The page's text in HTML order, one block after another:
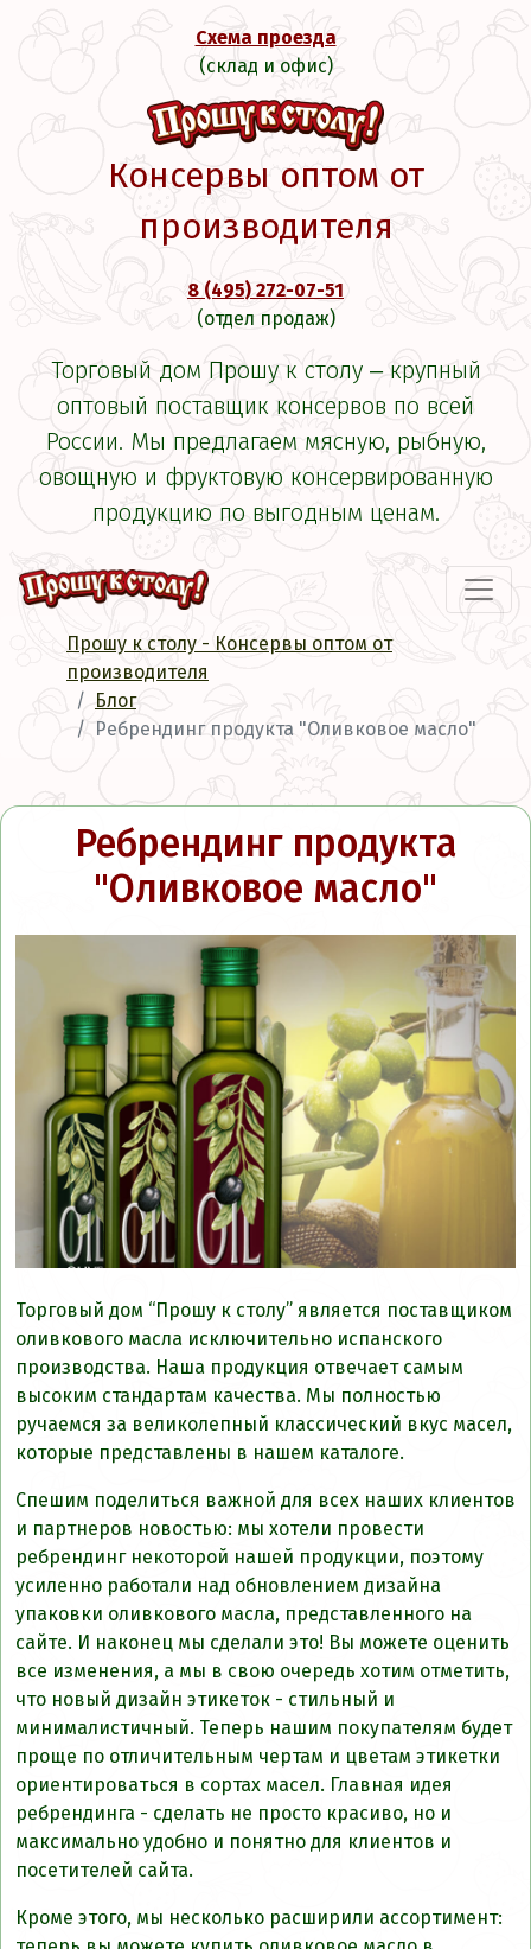
Схема проезда
(склад и офис)
Консервы оптом от
производителя
8 (495) 272-07-51
(отдел продаж)
Торговый дом Прошу к столу ‒ крупный
оптовый поставщик консервов по всей
России. Мы предлагаем мясную, рыбную,
овощную и фруктовую консервированную
продукцию по выгодным ценам.
Прошу к столу - Консервы оптом от
производителя
Блог
Ребрендинг продукта "Оливковое масло"
Ребрендинг продукта
"Оливковое масло"
Торговый дом “Прошу к столу” является поставщиком
оливкового масла исключительно испанского
производства. Наша продукция отвечает самым
высоким стандартам качества. Мы полностью
ручаемся за великолепный классический вкус масел,
которые представлены в нашем каталоге.
Спешим поделиться важной для всех наших клиентов
и партнеров новостью: мы хотели провести
ребрендинг некоторой нашей продукции, поэтому
усиленно работали над обновлением дизайна
упаковки оливкового масла, представленного на
сайте. И наконец мы сделали это! Вы можете оценить
все изменения, а мы в свою очередь хотим отметить,
что новый дизайн этикеток - стильный и
минималистичный. Теперь нашим покупателям будет
проще по отличительным чертам и цветам этикетки
ориентироваться в сортах масел. Главная идея
ребрендинга - сделать не просто красиво, но и
максимально удобно и понятно для клиентов и
посетителей сайта.
Кроме этого, мы несколько расширили ассортимент: